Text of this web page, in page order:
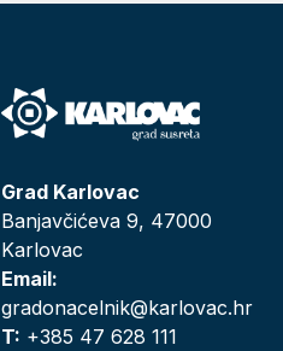
Grad Karlovac
Banjavčićeva 9, 47000
Karlovac
Email:
gradonacelnik@karlovac.hr
T: +385 47 628 111